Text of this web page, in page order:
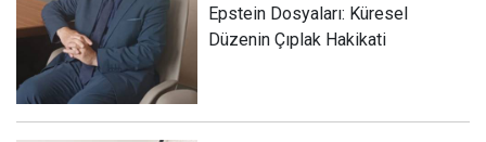
Epstein Dosyaları: Küresel
Düzenin Çıplak Hakikati